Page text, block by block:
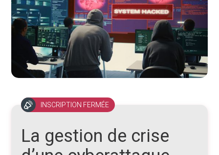
INSCRIPTION FERMÉE
La gestion de crise